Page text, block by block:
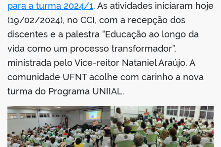
para a turma 2024/1. As atividades iniciaram hoje
(19/02/2024), no CCI, com a recepção dos
discentes e a palestra “Educação ao longo da
vida como um processo transformador”,
ministrada pelo Vice-reitor Nataniel Araújo. A
comunidade UFNT acolhe com carinho a nova
turma do Programa UNIIAL.